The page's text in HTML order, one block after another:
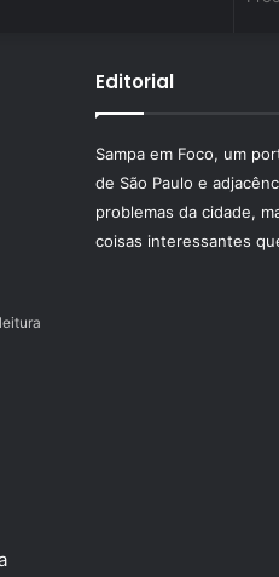
Editorial
Sampa em Foco, um
de São Paulo e
problemas da cidade,
coisas interessantes